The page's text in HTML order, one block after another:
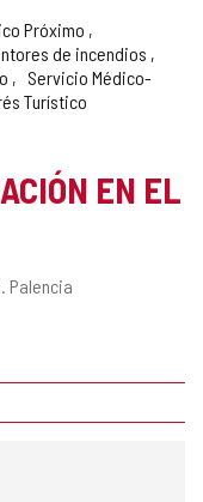
Próximo
de incendios
Servicio Médico-
Turístico
EN EL
Palencia